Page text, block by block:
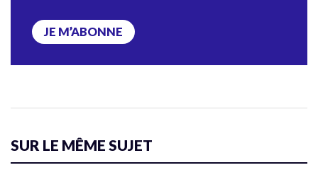
JE M’ABONNE
SUR LE MÊME SUJET